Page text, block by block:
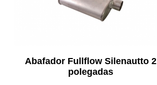
Abafador Fullflow Silenautto 2
polegadas